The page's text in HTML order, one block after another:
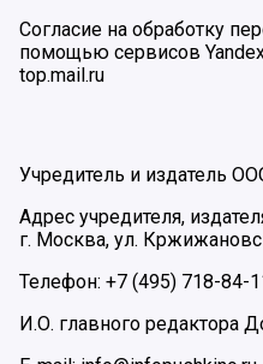
Согласие на обработку
помощью сервисов
top.mail.ru
Учредитель и издатель
Адрес учредителя,
г. Москва, ул.
Телефон: +7 (495) 718-84-
И.О. главного редактора